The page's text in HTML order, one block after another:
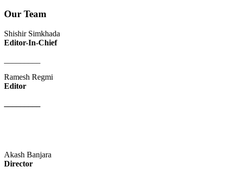
Our Team
Shishir Simkhada
Editor-In-Chief
Ramesh Regmi
Editor
Akash Banjara
Director